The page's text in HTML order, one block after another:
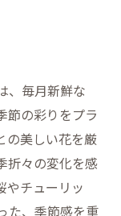
、毎月新鮮な
節の彩りをプラ
の美しい花を厳
折々の変化を感
やチューリッ
た、季節感を重